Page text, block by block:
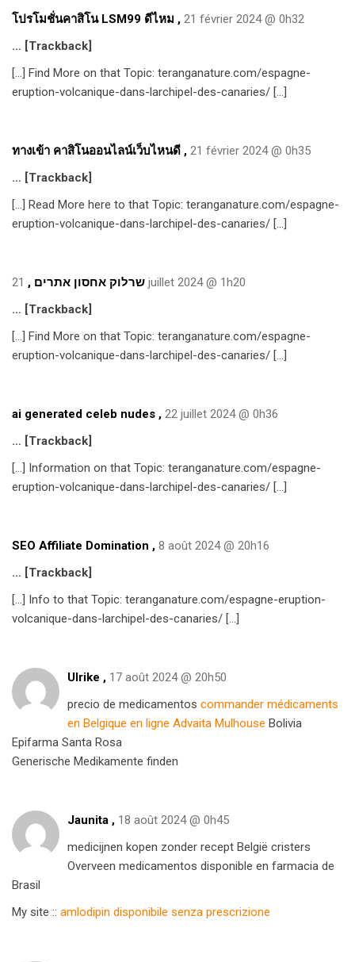
โปรโมชั่นคาสิโน LSM99 ดีไหม , 21 février 2024 @ 0h32
… [Trackback]
[…] Find More on that Topic: teranganature.com/espagne-
eruption-volcanique-dans-larchipel-des-canaries/ […]
ทางเข้า คาสิโนออนไลน์เว็บไหนดี , 21 février 2024 @ 0h35
… [Trackback]
[…] Read More here to that Topic: teranganature.com/espagne-
eruption-volcanique-dans-larchipel-des-canaries/ […]
שרלוק אחסון אתרים ,
21 juillet 2024 @ 1h20
… [Trackback]
[…] Find More on that Topic: teranganature.com/espagne-
eruption-volcanique-dans-larchipel-des-canaries/ […]
ai generated celeb nudes , 22 juillet 2024 @ 0h36
… [Trackback]
[…] Information on that Topic: teranganature.com/espagne-
eruption-volcanique-dans-larchipel-des-canaries/ […]
SEO Affiliate Domination , 8 août 2024 @ 20h16
… [Trackback]
[…] Info to that Topic: teranganature.com/espagne-eruption-
volcanique-dans-larchipel-des-canaries/ […]
Ulrike , 17 août 2024 @ 20h50
precio de medicamentos commander médicaments
en Belgique en ligne Advaita Mulhouse Bolivia
Epifarma Santa Rosa
Generische Medikamente finden
Jaunita , 18 août 2024 @ 0h45
medicijnen kopen zonder recept België cristers
Overveen medicamentos disponible en farmacia de
Brasil
My site :: amlodipin disponibile senza prescrizione